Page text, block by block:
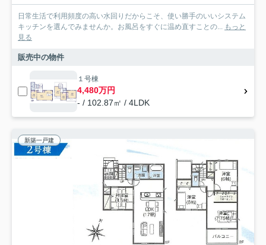
日常生活で利用頻度の高い水回りだからこそ、使い勝手のいいシステム
キッチンを選んでみませんか。お風呂をすぐに温め直すことの... もっと
見る
販売中の物件
１号棟
4,480万円
- / 102.87㎡ / 4LDK
新築一戸建